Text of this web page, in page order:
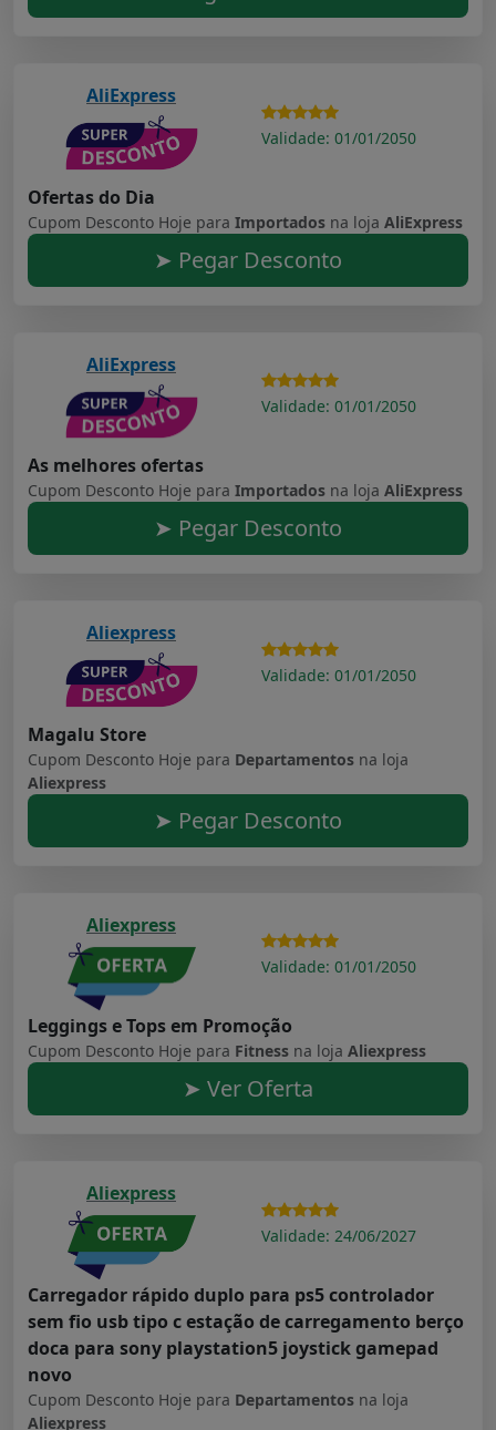
AliExpress
Validade: 01/01/2050
Ofertas do Dia
Cupom Desconto Hoje para Importados na loja AliExpress
➤ Pegar Desconto
AliExpress
Validade: 01/01/2050
As melhores ofertas
Cupom Desconto Hoje para Importados na loja AliExpress
➤ Pegar Desconto
Aliexpress
Validade: 01/01/2050
Magalu Store
Cupom Desconto Hoje para Departamentos na loja
Aliexpress
➤ Pegar Desconto
Aliexpress
Validade: 01/01/2050
Leggings e Tops em Promoção
Cupom Desconto Hoje para Fitness na loja Aliexpress
➤ Ver Oferta
Aliexpress
Validade: 24/06/2027
Carregador rápido duplo para ps5 controlador
sem fio usb tipo c estação de carregamento berço
doca para sony playstation5 joystick gamepad
novo
Cupom Desconto Hoje para Departamentos na loja
Aliexpress